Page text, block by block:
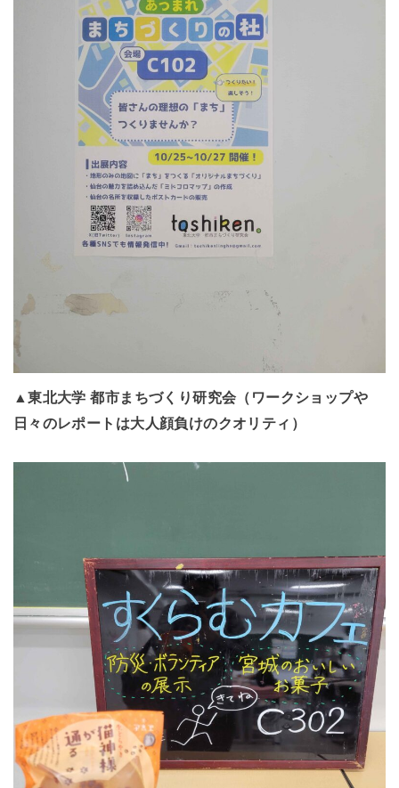
▲東北大学 都市まちづくり研究会（ワークショップや
日々のレポートは大人顔負けのクオリティ）